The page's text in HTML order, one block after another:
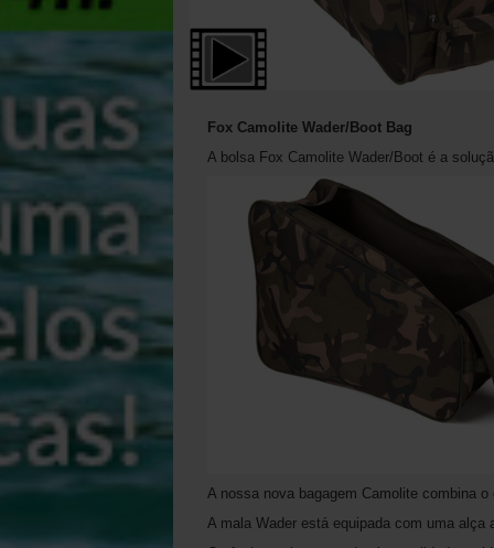
Fox Camolite Wader/Boot Bag
A bolsa Fox Camolite Wader/Boot é a
A nossa nova bagagem Camolite combina
A mala Wader está equipada com uma alça